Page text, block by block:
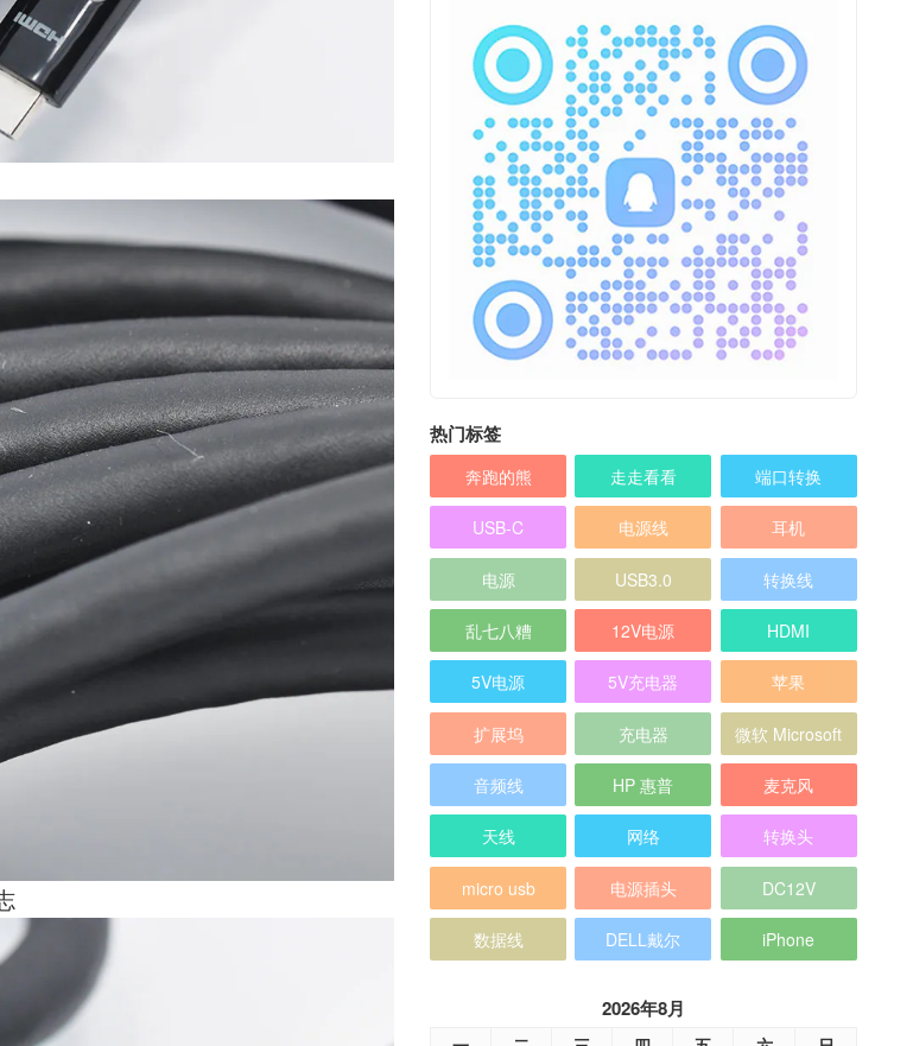
热门标签
奔跑的熊 走走看看 端口转换
USB-C 电源线 耳机
电源 USB3.0 转换线
乱七八糟 12V电源 HDMI
5V电源 5V充电器 苹果
扩展坞 充电器 微软 Microsoft
音频线 HP 惠普 麦克风
天线 网络 转换头
micro usb 电源插头 DC12V
数据线 DELL戴尔 iPhone
2026年8月